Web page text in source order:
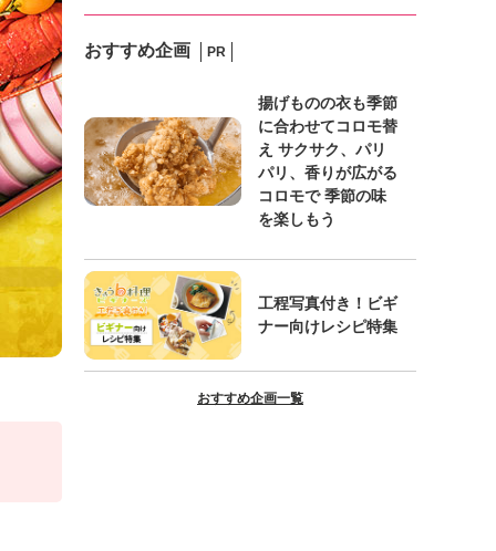
おすすめ企画 PR
揚げものの衣も季節
に合わせてコロモ替
え サクサク、パリ
パリ、香りが広がる
コロモで 季節の味
を楽しもう
工程写真付き！ビギ
ナー向けレシピ特集
おすすめ企画一覧